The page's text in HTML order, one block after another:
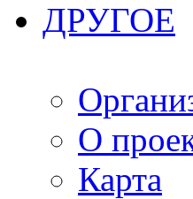
ДРУГОЕ
О
Карта